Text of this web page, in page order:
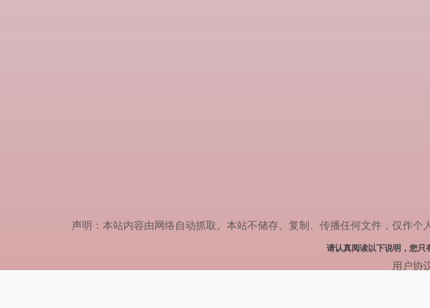
声明：本站内容由网络自动抓取。本站不储存、复制、传播任何文件，仅作
请认真阅读以下说明，您只
用户协